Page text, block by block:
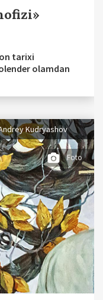
tarixi
olamdan
Kudryashov
Foto